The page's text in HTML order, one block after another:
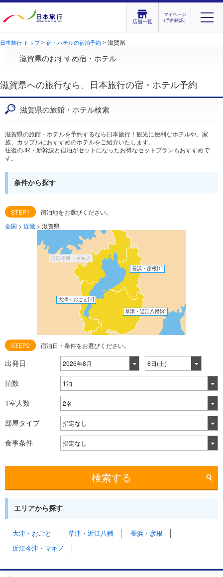
店舗一覧
マイページ
（予約確認）
日本旅行 トップ> 宿・ホテルの宿泊予約 > 滋賀県
滋賀県のおすすめ宿・ホテル
滋賀県への旅行なら、日本旅行の宿・ホテル予約
滋賀県の旅館・ホテル検索
滋賀県の旅館・ホテルを予約するなら日本旅行！観光に便利なホテルや、家
族、カップルにおすすめのホテルをご紹介いたします。
往復のJR・新幹線と宿泊がセットになったお得なセットプランもおすすめで
す。
条件から探す
STEP1
宿泊地をお選びください。
全国 > 近畿 > 滋賀県
近江今津・マキノ
長浜・彦根[1]
草津・近江八幡[3]
大津・おごと[7]
STEP2 宿泊日・条件をお選びください。
出発日
泊数
1室人数
部屋タイプ
食事条件
検索する
エリアから探す
大津・おごと 草津・近江八幡
長浜・彦根
近江今津・マキノ